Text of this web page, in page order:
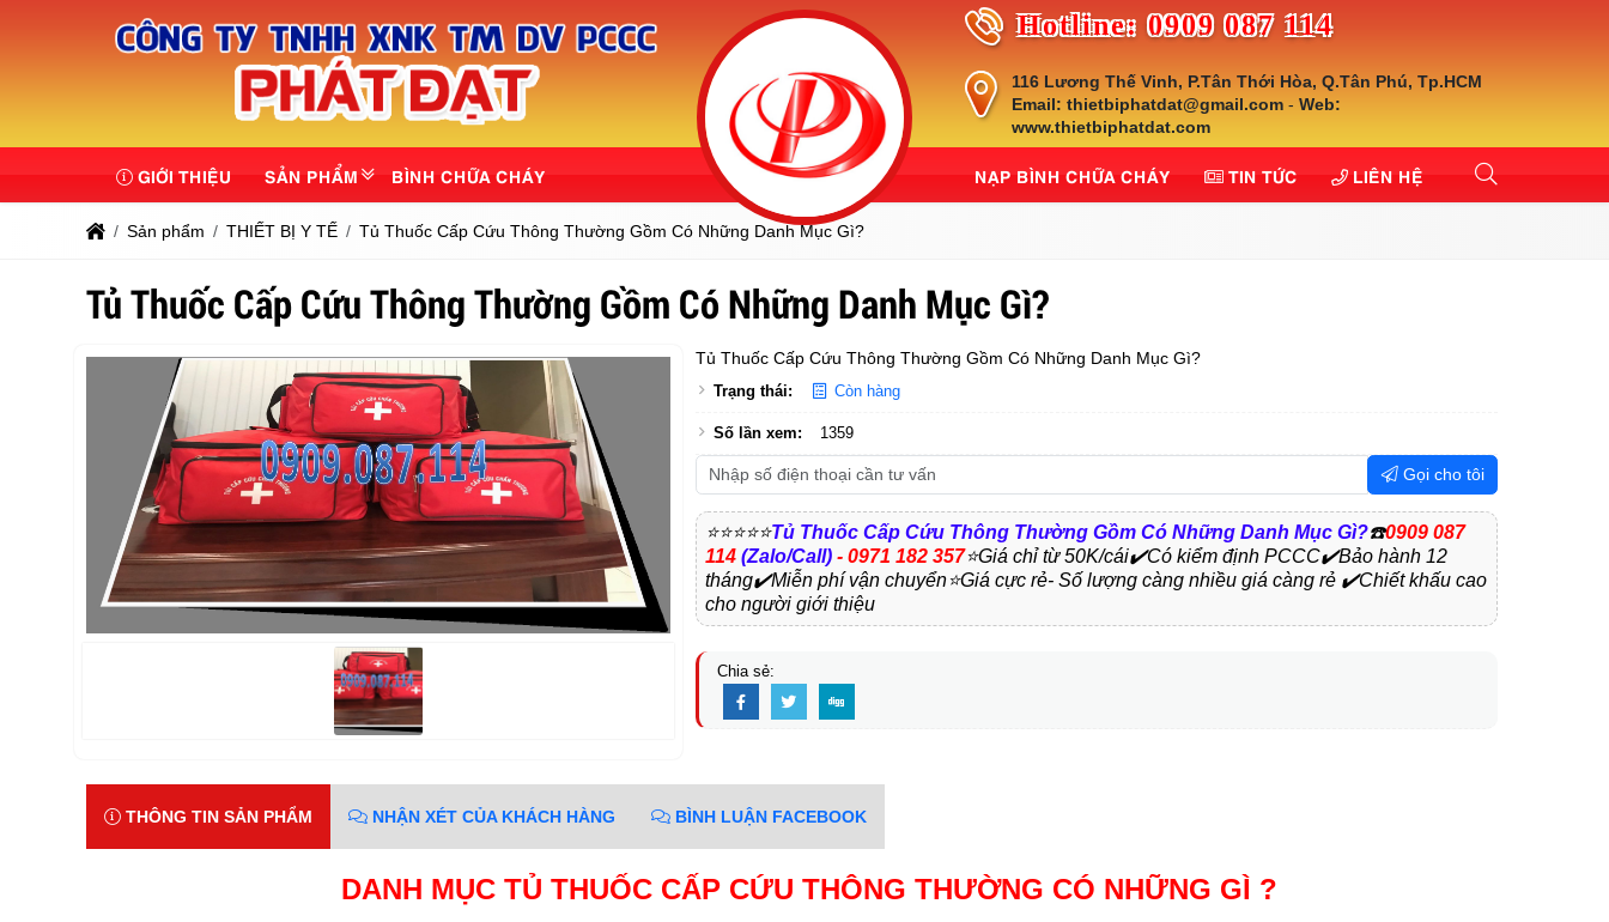
Hotline: 0909 087 114
116 Lương Thế Vinh, P.Tân Thới Hòa, Q.Tân Phú, Tp.HCM
Email: thietbiphatdat@gmail.com- Web:
www.thietbiphatdat.com
GIỚI THIỆU SẢN PHẨM BÌNH CHỮA CHÁY NẠP BÌNH CHỮA CHÁY TIN TỨC LIÊN HỆ
Sản phẩm THIẾT BỊ Y TẾ Tủ Thuốc Cấp Cứu Thông Thường Gồm Có Những Danh Mục Gì?
Tủ Thuốc Cấp Cứu Thông Thường Gồm Có Những Danh Mục Gì?
Tủ Thuốc Cấp Cứu Thông Thường Gồm Có Những Danh Mục Gì?
Trạng thái: Còn hàng
Số lần xem: 1359
Gọi cho tôi
⭐⭐⭐⭐⭐Tủ Thuốc Cấp Cứu Thông Thường Gồm Có Những Danh Mục Gì?☎️0909 087
114 (Zalo/Call) - 0971 182 357⭐Giá chỉ từ 50K/cái✔️Có kiểm định PCCC✔️Bảo hành 12
tháng✔️Miễn phí vận chuyển⭐Giá cực rẻ- Số lượng càng nhiều giá càng rẻ ✔️Chiết khấu cao
cho người giới thiệu
Chia sẻ:
THÔNG TIN SẢN PHẨM NHẬN XÉT CỦA KHÁCH HÀNG BÌNH LUẬN FACEBOOK
DANH MỤC TỦ THUỐC CẤP CỨU THÔNG THƯỜNG CÓ NHỮNG GÌ ?